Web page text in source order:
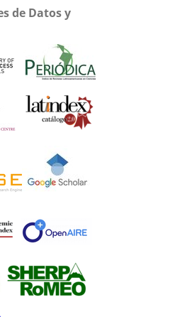
de Datos y